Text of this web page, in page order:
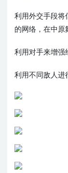
利用外交手段将
的网络，在中原
利用对手来增强
利用不同敌人进